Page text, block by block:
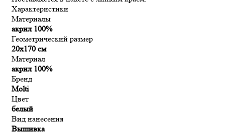
Характеристики
Материалы
акрил 100%
Геометрический размер
20x170 см
Материал
акрил 100%
Бренд
Molti
Цвет
белый
Вид нанесения
Вышивка